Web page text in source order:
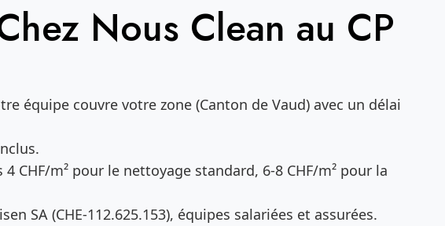
Nous Clean au CP
équipe couvre votre zone (Canton de Vaud) avec un délai
4 CHF/m² pour le nettoyage standard, 6-8 CHF/m² pour la
SA (CHE-112.625.153), équipes salariées et assurées.